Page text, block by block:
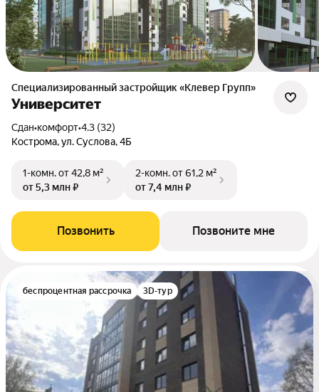
Специализированный застройщик «Клевер Групп»
Университет
Сдан•комфорт•4.3 (32)
Кострома, ул. Суслова, 4Б
1-комн.от 42,8 м²
от 5,3 млн ₽
2-комн.от 61,2 м²
от 7,4 млн ₽
Позвонить Позвоните мне
беспроцентная рассрочка 3D-тур